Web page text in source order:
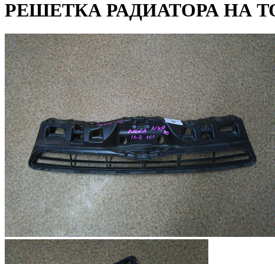
РЕШЕТКА РАДИАТОРА НА